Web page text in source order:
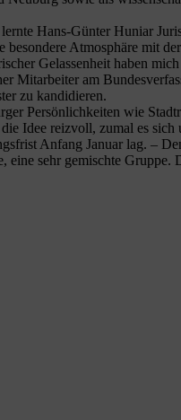
Hans-Günter Huniar
Atmosphäre mit
Gelassenheit haben
Mitarbeiter am
zu kandidieren.
Persönlichkeiten wie
Idee reizvoll, zumal es
Anfang Januar lag. –
sehr gemischte Gruppe.